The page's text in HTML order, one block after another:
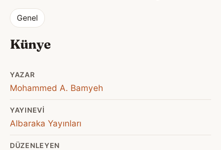
Genel
Künye
YAZAR
Mohammed A. Bamyeh
YAYINEVI
Albaraka Yayınları
DÜZENLEYEN